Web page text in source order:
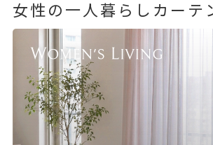
女性の一人暮らしカーテ